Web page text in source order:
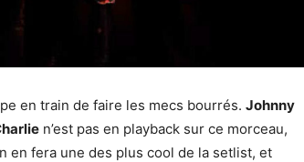
en train de faire les mecs bourrés. Johnny
n’est pas en playback sur ce morceau,
en fera une des plus cool de la setlist, et